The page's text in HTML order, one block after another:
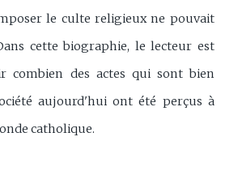
le culte religieux ne pouvait
cette biographie, le lecteur est
combien des actes qui sont bien
aujourd'hui ont été perçus à
catholique.